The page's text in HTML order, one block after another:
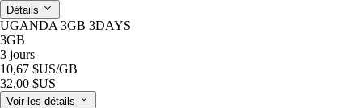
Détails
UGANDA 3GB 3DAYS
3GB
3 jours
10,67 $US/GB
32,00 $US
Voir les détails